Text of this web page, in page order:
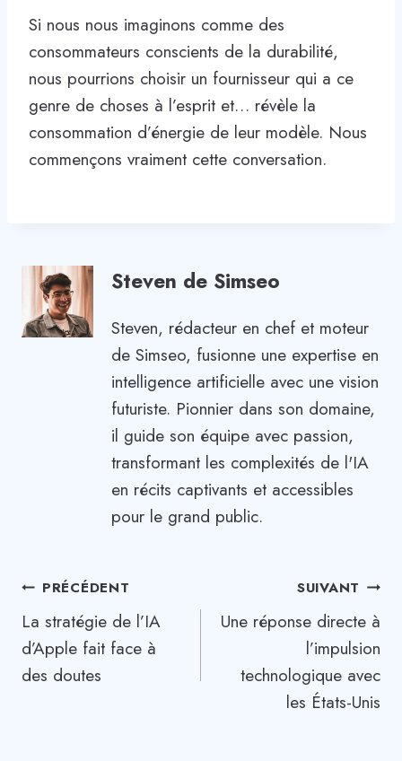
Si nous nous imaginons comme des
consommateurs conscients de la durabilité,
nous pourrions choisir un fournisseur qui a ce
genre de choses à l’esprit et… révèle la
consommation d’énergie de leur modèle. Nous
commençons vraiment cette conversation.
Steven de Simseo
Steven, rédacteur en chef et moteur
de Simseo, fusionne une expertise en
intelligence artificielle avec une vision
futuriste. Pionnier dans son domaine,
il guide son équipe avec passion,
transformant les complexités de l'IA
en récits captivants et accessibles
pour le grand public.
Navigation
de
l’article
PRÉCÉDENT
La stratégie de l’IA
d’Apple fait face à
des doutes
SUIVANT
Une réponse directe à
l’impulsion
technologique avec
les États-Unis